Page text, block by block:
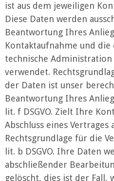
ist aus dem jeweiligen
Diese Daten werden
Beantwortung Ihres
Kontaktaufnahme und
technische Administration
verwendet.
der Daten ist unser
Beantwortung Ihres
lit. f DSGVO. Zielt Ihre
Abschluss eines Vertrages
Rechtsgrundlage für die
lit. b DSGVO. Ihre Daten
abschließender
gelöscht, dies ist der Fall,